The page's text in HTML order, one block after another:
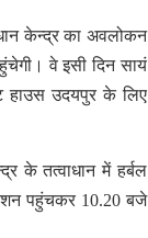
केन्द्र का अवलोकन
वे इसी दिन सायं
हाउस उदयपुर के लिए
के तत्वाधान में हर्बल
पहुंचकर 10.20 बजे